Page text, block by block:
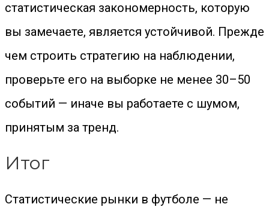
статистическая закономерность, которую
вы замечаете, является устойчивой. Прежде
чем строить стратегию на наблюдении,
проверьте его на выборке не менее 30–50
событий — иначе вы работаете с шумом,
принятым за тренд.
Итог
Статистические рынки в футболе — не